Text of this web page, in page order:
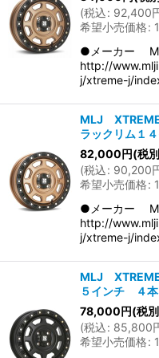
(税込: 92,400
希望小売価格:
●メーカー
http://
j/xtreme-j/
MLJ
ラックリム１
82,000円(税
(税込: 90,200
希望小売価格:
●メーカー
http://
j/xtreme-j/
MLJ
５インチ ４
78,000円(税
(税込: 85,800
希望小売価格: